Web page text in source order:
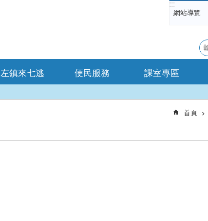
:::
網站導覽
左鎮來七逃 便民服務 課室專區
首頁